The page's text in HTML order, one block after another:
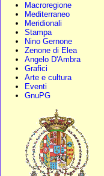
Macroregione
Mediterraneo
Meridionali
Stampa
Nino Gernone
Zenone di Elea
Angelo D'Ambra
Grafici
Arte e cultura
Eventi
GnuPG